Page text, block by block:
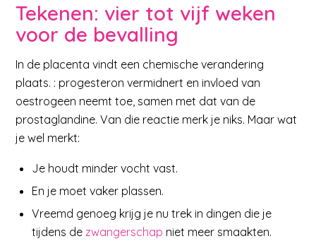
Tekenen: vier tot vijf weken
voor de bevalling
In de placenta vindt een chemische verandering
plaats. : progesteron vermidnert en invloed van
oestrogeen neemt toe, samen met dat van de
prostaglandine. Van die reactie merk je niks. Maar wat
je wel merkt:
Je houdt minder vocht vast.
En je moet vaker plassen.
Vreemd genoeg krijg je nu trek in dingen die je
tijdens de zwangerschap niet meer smaakten.